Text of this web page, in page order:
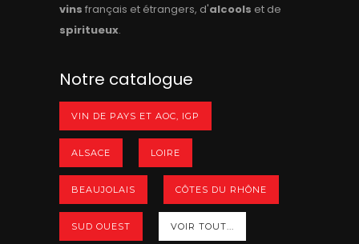
vins français et étrangers, d'alcools et de
spiritueux.
Notre catalogue
VIN DE PAYS ET AOC, IGP
ALSACE LOIRE
BEAUJOLAIS CÔTES DU RHÔNE
SUD OUEST VOIR TOUT...